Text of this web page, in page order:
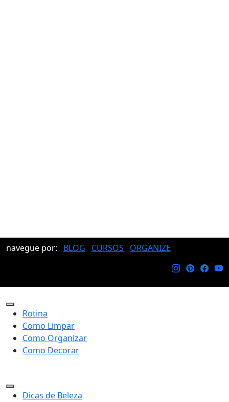
navegue por: BLOG CURSOS ORGANIZE
Rotina
Como Limpar
Como Organizar
Como Decorar
Dicas de Beleza